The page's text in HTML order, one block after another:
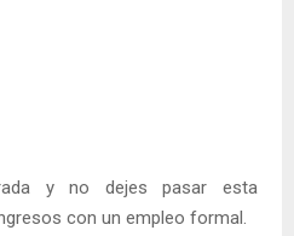
y no dejes pasar esta
con un empleo formal.